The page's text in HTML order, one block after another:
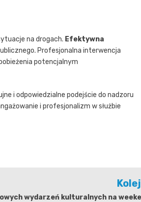
na drogach. Efektywna
Profesjonalna interwencja
potencjalnym
i odpowiedzialne podejście do nadzoru
i profesjonalizm w służbie
wydarzeń kulturalnych na